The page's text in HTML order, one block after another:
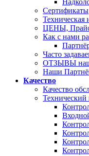
Сертификаты
Техническая
ЦЕНЫ,
Как с нами
Часто
ОТЗЫВЫ
Наши
Качество
Качество
Технический